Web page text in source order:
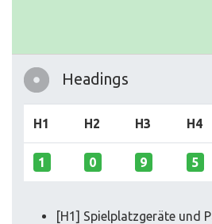
Headings
H1 H2 H3 H4
1 0 9 5
[H1] Spielplatzgeräte und